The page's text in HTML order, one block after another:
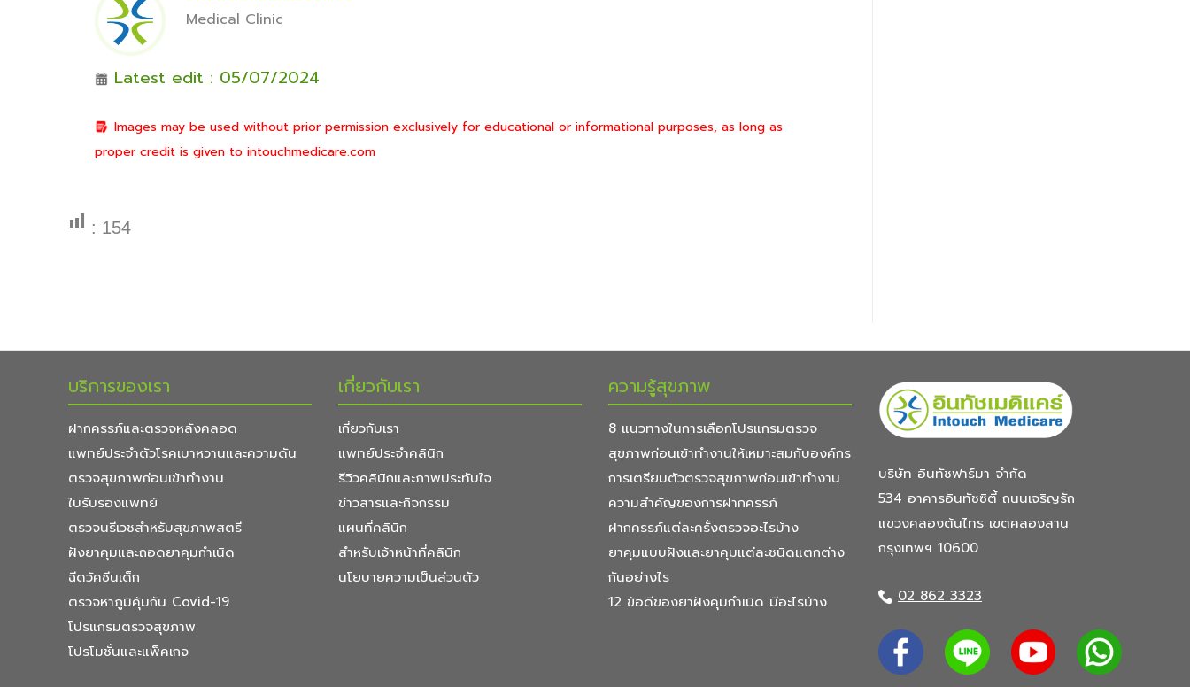
Medical Clinic
Latest edit : 05/07/2024
Images may be used without prior permission exclusively for educational or informational purposes, as long as
proper credit is given to intouchmedicare.com
: 154
บริการของเรา
ฝากครรภ์และตรวจหลังคลอด
แพทย์ประจำตัวโรคเบาหวานและความดัน
ตรวจสุขภาพก่อนเข้าทำงาน
ใบรับรองแพทย์
ตรวจนรีเวชสำหรับสุขภาพสตรี
ฝังยาคุมและถอดยาคุมกำเนิด
ฉีดวัคซีนเด็ก
ตรวจหาภูมิคุ้มกัน Covid-19
โปรแกรมตรวจสุขภาพ
โปรโมชั่นและแพ็คเกจ
เกี่ยวกับเรา
เกี่ยวกับเรา
แพทย์ประจำคลินิก
รีวิวคลินิกและภาพประทับใจ
ข่าวสารและกิจกรรม
แผนที่คลินิก
สำหรับเจ้าหน้าที่คลินิก
นโยบายความเป็นส่วนตัว
ความรู้สุขภาพ
8 แนวทางในการเลือกโปรแกรมตรวจ
สุขภาพก่อนเข้าทำงานให้เหมาะสมกับองค์กร
การเตรียมตัวตรวจสุขภาพก่อนเข้าทำงาน
ความสำคัญของการฝากครรภ์
ฝากครรภ์แต่ละครั้งตรวจอะไรบ้าง
ยาคุมแบบฝังและยาคุมแต่ละชนิดแตกต่าง
กันอย่างไร
12 ข้อดีของยาฝังคุมกำเนิด มีอะไรบ้าง
บริษัท อินทัชฟาร์มา จำกัด
534 อาคารอินทัชซิตี้ ถนนเจริญรัถ
แขวงคลองต้นไทร เขตคลองสาน
กรุงเทพฯ 10600
02 862 3323